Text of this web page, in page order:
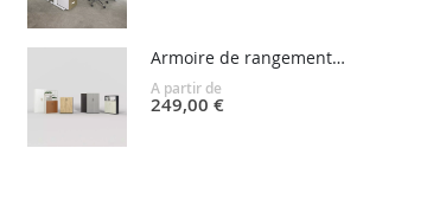
Armoire de rangement portes battantes MOBIMETAL
A partir de
249,00 €